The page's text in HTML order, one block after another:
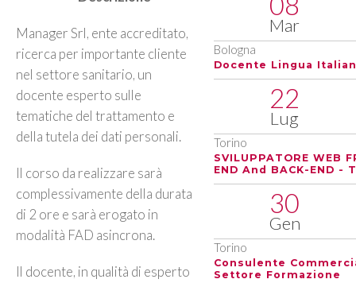
Manager Srl, ente accreditato,
ricerca per importante cliente
nel settore sanitario, un
docente esperto sulle
tematiche del trattamento e
della tutela dei dati personali.
Il corso da realizzare sarà
complessivamente della durata
di 2 ore e sarà erogato in
modalità FAD asincrona.
Il docente, in qualità di esperto
Mar
Bologna
Docente Lingua
22
Lug
Torino
SVILUPPATORE WEB
END And BACK-END -
30
Gen
Torino
Consulente
Settore Formazione